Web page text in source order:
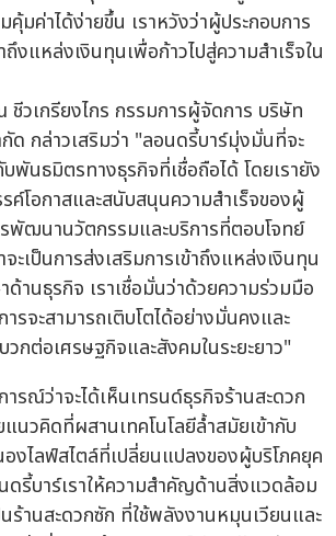
คุ้มค่าได้ง่ายขึ้น เราหวังว่าผู้ประกอบการ
ถึงแหล่งเงินทุนเพื่อก้าวไปสู่ความสำเร็จใน
วเกรียงไกร กรรมการผู้จัดการ บริษัท
ด กล่าวเสริมว่า "ลอนดรี้บาร์มุ่งมั่นที่จะ
พันธมิตรทางธุรกิจที่เชื่อถือได้ โดยเรายัง
ค์โอกาสและสนับสนุนความสำเร็จของผู้
พัฒนานวัตกรรมและบริการที่ตอบโจทย์
ะเป็นการส่งเสริมการเข้าถึงแหล่งเงินทุน
ด้านธุรกิจ เราเชื่อมั่นว่าด้วยความร่วมมือ
รจะสามารถเติบโตได้อย่างมั่นคงและ
วกต่อเศรษฐกิจและสังคมในระยะยาว"
ารณ์ว่าจะได้เห็นเทรนด์ธุรกิจร้านสะดวก
นวคิดที่ผสานเทคโนโลยีล้ำสมัยเข้ากับ
งไลฟ์สไตล์ที่เปลี่ยนแปลงของผู้บริโภคยุค
ดรี้บาร์เราให้ความสำคัญด้านสิ่งแวดล้อม
ร้านสะดวกซัก ที่ใช้พลังงานหมุนเวียนและ